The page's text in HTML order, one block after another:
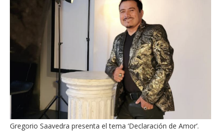
Gregorio Saavedra presenta el tema ‘Declaración de Amor’.